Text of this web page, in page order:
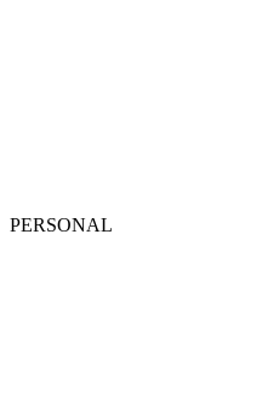
PERSONAL